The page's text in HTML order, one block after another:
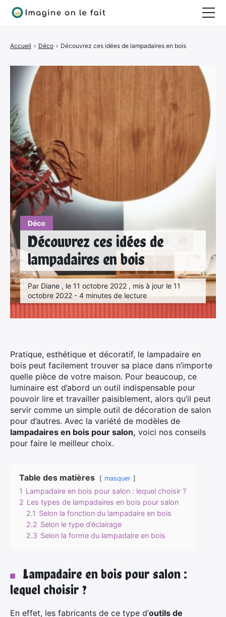
Déco
Découvrez ces idées de
lampadaires en bois
Par Diane , le 11 octobre 2022 , mis à jour le 11
octobre 2022 - 4 minutes de lecture
Accueil › Déco › Découvrez ces idées de lampadaires en bois
Pratique, esthétique et décoratif, le lampadaire en
bois peut facilement trouver sa place dans n’importe
quelle pièce de votre maison. Pour beaucoup, ce
luminaire est d’abord un outil indispensable pour
pouvoir lire et travailler paisiblement, alors qu’il peut
servir comme un simple outil de décoration de salon
pour d’autres. Avec la variété de modèles de
lampadaires en bois pour salon, voici nos conseils
pour faire le meilleur choix.
Table des matières masquer
1 Lampadaire en bois pour salon : lequel choisir ?
2 Les types de lampadaires en bois pour salon
2.1 Selon la fonction du lampadaire en bois
2.2 Selon le type d’éclairage
2.3 Selon la forme du lampadaire en bois
Lampadaire en bois pour salon :
lequel choisir ?
En effet, les fabricants de ce type d’outils de
Quotidien